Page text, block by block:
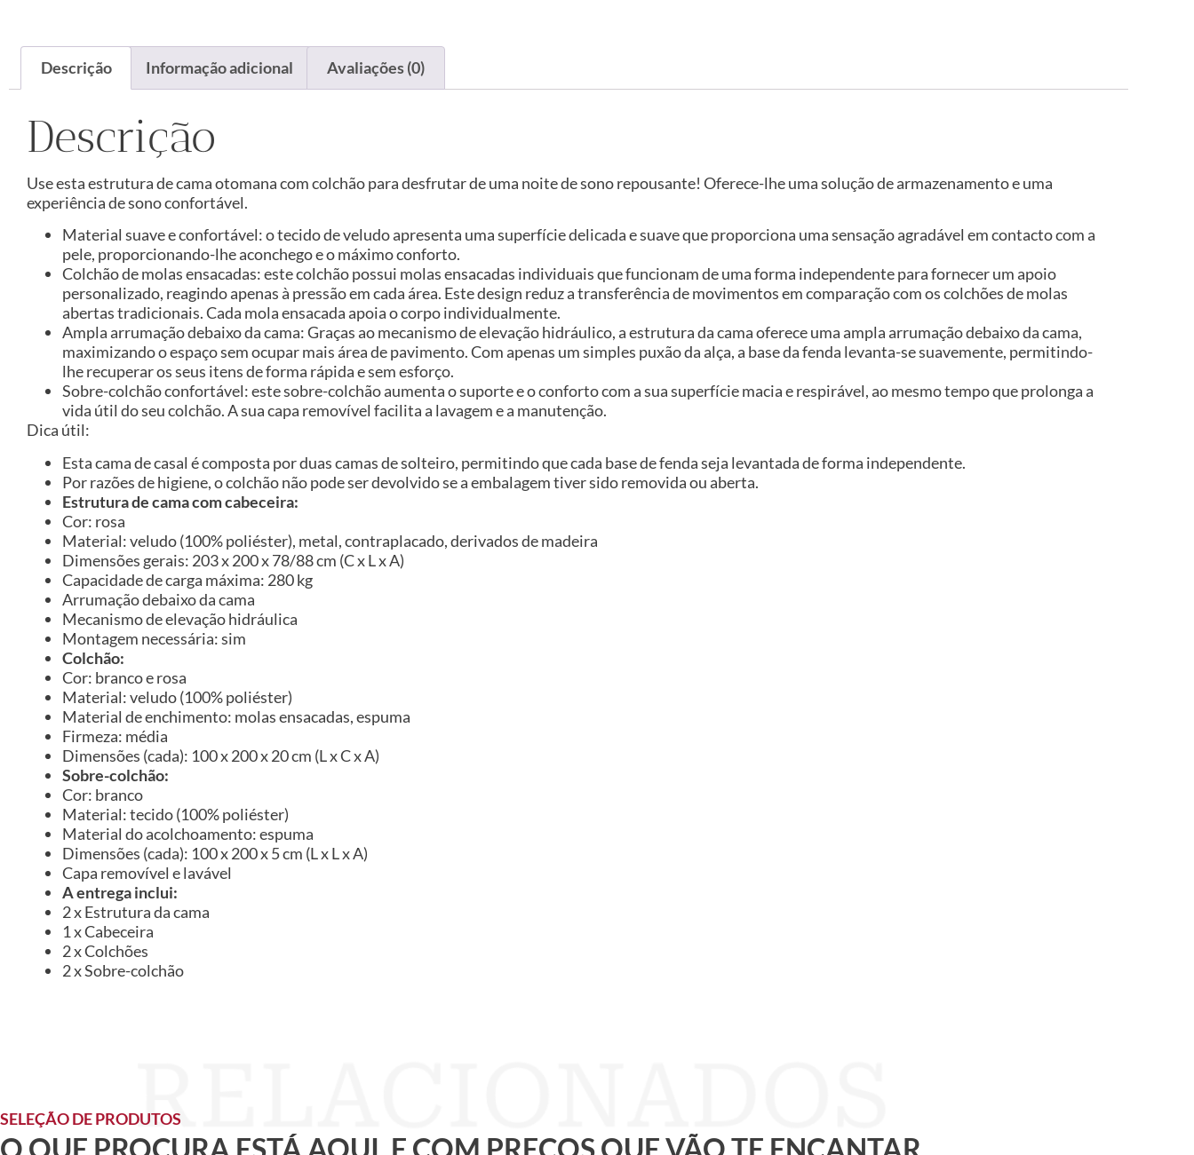
Descrição Informação adicional Avaliações (0)
Descrição
Use esta estrutura de cama otomana com colchão para desfrutar de uma noite de sono repousante! Oferece-lhe uma solução de armazenamento e uma
experiência de sono confortável.
Material suave e confortável: o tecido de veludo apresenta uma superfície delicada e suave que proporciona uma sensação agradável em contacto com a
pele, proporcionando-lhe aconchego e o máximo conforto.
Colchão de molas ensacadas: este colchão possui molas ensacadas individuais que funcionam de uma forma independente para fornecer um apoio
personalizado, reagindo apenas à pressão em cada área. Este design reduz a transferência de movimentos em comparação com os colchões de molas
abertas tradicionais. Cada mola ensacada apoia o corpo individualmente.
Ampla arrumação debaixo da cama: Graças ao mecanismo de elevação hidráulico, a estrutura da cama oferece uma ampla arrumação debaixo da cama,
maximizando o espaço sem ocupar mais área de pavimento. Com apenas um simples puxão da alça, a base da fenda levanta-se suavemente, permitindo-
lhe recuperar os seus itens de forma rápida e sem esforço.
Sobre-colchão confortável: este sobre-colchão aumenta o suporte e o conforto com a sua superfície macia e respirável, ao mesmo tempo que prolonga a
vida útil do seu colchão. A sua capa removível facilita a lavagem e a manutenção.
Dica útil:
Esta cama de casal é composta por duas camas de solteiro, permitindo que cada base de fenda seja levantada de forma independente.
Por razões de higiene, o colchão não pode ser devolvido se a embalagem tiver sido removida ou aberta.
Estrutura de cama com cabeceira:
Cor: rosa
Material: veludo (100% poliéster), metal, contraplacado, derivados de madeira
Dimensões gerais: 203 x 200 x 78/88 cm (C x L x A)
Capacidade de carga máxima: 280 kg
Arrumação debaixo da cama
Mecanismo de elevação hidráulica
Montagem necessária: sim
Colchão:
Cor: branco e rosa
Material: veludo (100% poliéster)
Material de enchimento: molas ensacadas, espuma
Firmeza: média
Dimensões (cada): 100 x 200 x 20 cm (L x C x A)
Sobre-colchão:
Cor: branco
Material: tecido (100% poliéster)
Material do acolchoamento: espuma
Dimensões (cada): 100 x 200 x 5 cm (L x L x A)
Capa removível e lavável
A entrega inclui:
2 x Estrutura da cama
1 x Cabeceira
2 x Colchões
2 x Sobre-colchão
SELEÇÃO DE PRODUTOS